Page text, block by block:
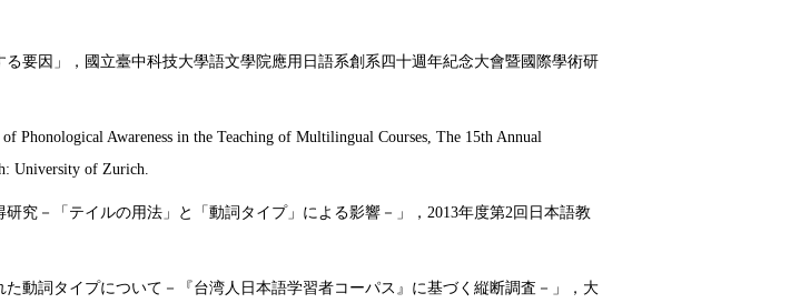
要因」，國立臺中科技大學語文學院應用日語系創系四十週年紀念大會暨國際學術研
Phonological Awareness in the Teaching of Multilingual Courses, The 15th Annual
University of Zurich.
研究 － 「テイルの用法」と「動詞タイプ」による影響 － 」，2013年度第2回日本語教
た動詞タイプについて － 『台湾人日本語学習者コーパス』に基づく縦断調査 － 」，大